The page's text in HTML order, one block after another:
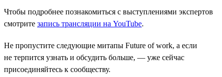
Чтобы подробнее познакомиться с выступлениями экспертов
смотрите запись трансляции на YouTube.
Не пропустите следующие митапы Future of work, а если
не терпится узнать и обсудить больше, — уже сейчас
присоединяйтесь к сообществу.